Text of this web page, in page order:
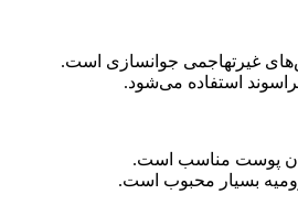
غیرتهاجمی جوانسازی است.
استفاده می‌شود.
پوست مناسب است.
بسیار محبوب است.